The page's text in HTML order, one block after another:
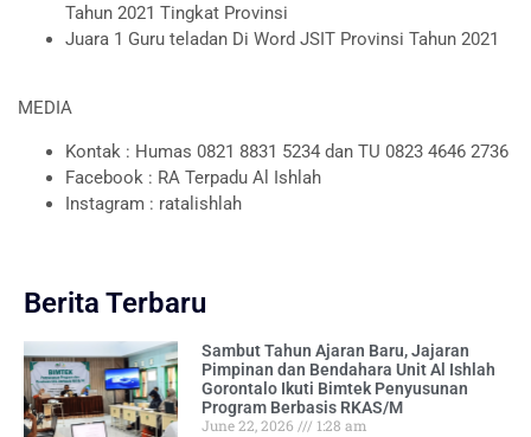
Tahun 2021 Tingkat Provinsi
Juara 1 Guru teladan Di Word JSIT Provinsi Tahun 2021
MEDIA
Kontak : Humas 0821 8831 5234 dan TU 0823 4646 2736
Facebook : RA Terpadu Al Ishlah
Instagram : ratalishlah
Berita Terbaru
Sambut Tahun Ajaran Baru, Jajaran
Pimpinan dan Bendahara Unit Al Ishlah
Gorontalo Ikuti Bimtek Penyusunan
Program Berbasis RKAS/M
June 22, 2026
1:28 am